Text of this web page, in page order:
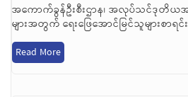
အကောက်ခွန်ဦးစီးဌာန၊ အလုပ်သင်ဒုတိယ
များအတွက် ရေးဖြေအောင်မြင်သူများစာရ
Read More